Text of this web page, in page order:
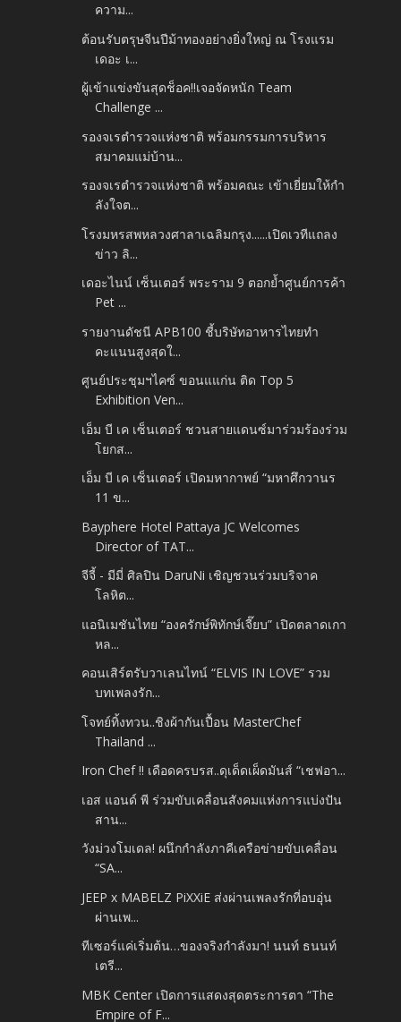
ความ...
ต้อนรับตรุษจีนปีม้าทองอย่างยิ่งใหญ่ ณ โรงแรม
เดอะ เ...
ผู้เข้าแข่งขันสุดช็อค!!เจอจัดหนัก Team
Challenge ...
รองจเรตำรวจแห่งชาติ พร้อมกรรมการบริหาร
สมาคมแม่บ้าน...
รองจเรตำรวจแห่งชาติ พร้อมคณะ เข้าเยี่ยมให้กำ
ลังใจต...
โรงมหรสพหลวงศาลาเฉลิมกรุง......เปิดเวทีแถลง
ข่าว ลิ...
เดอะไนน์ เซ็นเตอร์ พระราม 9 ตอกย้ำศูนย์การค้า
Pet ...
รายงานดัชนี APB100 ชี้บริษัทอาหารไทยทำ
คะแนนสูงสุดใ...
ศูนย์ประชุมฯไคซ์ ขอนแแก่น ติด Top 5
Exhibition Ven...
เอ็ม บี เค เซ็นเตอร์ ชวนสายแดนซ์มาร่วมร้องร่วม
โยกส...
เอ็ม บี เค เซ็นเตอร์ เปิดมหากาพย์ “มหาศึกวานร
11 ข...
Bayphere Hotel Pattaya JC Welcomes
Director of TAT...
จีจี้ - มีมี่ ศิลปิน DaruNi เชิญชวนร่วมบริจาค
โลหิต...
แอนิเมชันไทย “องครักษ์พิทักษ์เจี๊ยบ” เปิดตลาดเกา
หล...
คอนเสิร์ตรับวาเลนไทน์ “ELVIS IN LOVE” รวม
บทเพลงรัก...
โจทย์ทิ้งทวน..ชิงผ้ากันเปื้อน MasterChef
Thailand ...
Iron Chef !! เดือดครบรส..ดุเด็ดเผ็ดมันส์ “เชฟอา...
เอส แอนด์ พี ร่วมขับเคลื่อนสังคมแห่งการแบ่งปัน
สาน...
วังม่วงโมเดล! ผนึกกำลังภาคีเครือข่ายขับเคลื่อน
“SA...
JEEP x MABELZ PiXXiE ส่งผ่านเพลงรักที่อบอุ่น
ผ่านเพ...
ทีเซอร์แค่เริ่มต้น…ของจริงกำลังมา! นนท์ ธนนท์
เตรี...
MBK Center เปิดการแสดงสุดตระการตา “The
Empire of F...